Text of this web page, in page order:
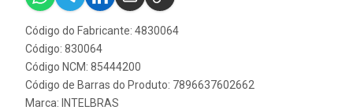
Código do Fabricante: 4830064
Código: 830064
Código NCM: 85444200
Código de Barras do Produto: 7896637602662
Marca: INTELBRAS